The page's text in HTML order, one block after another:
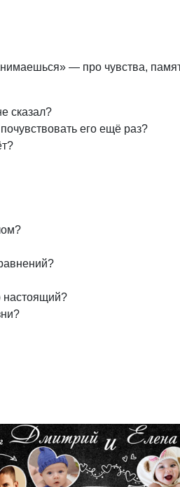
— про чувства,
сказал?
его ещё раз?
настоящий?